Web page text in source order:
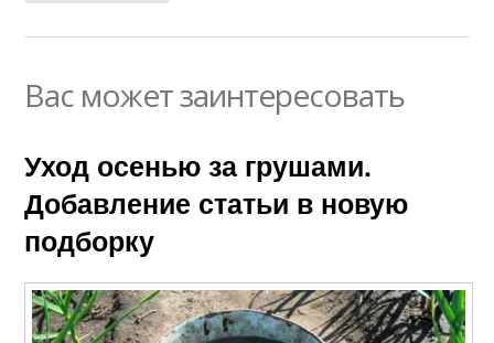
Вас может заинтересовать
Уход осенью за грушами.
Добавление статьи в новую
подборку